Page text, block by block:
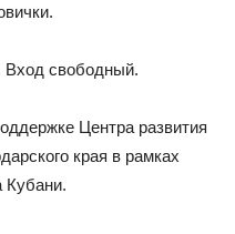
Вход свободный.
Центра развития
края в рамках
Кубани.